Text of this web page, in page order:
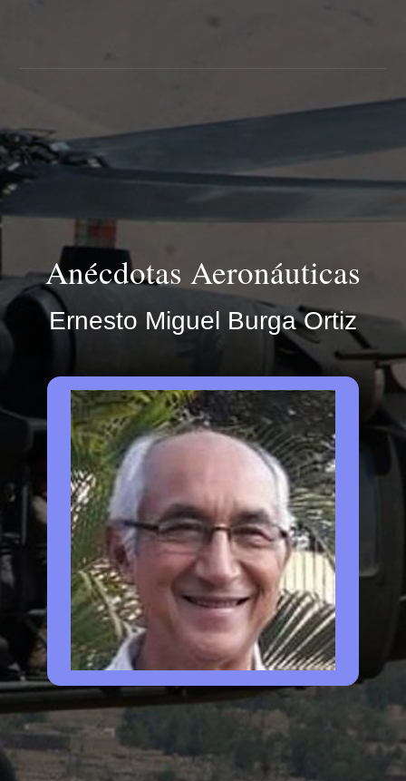
Anécdotas Aeronáuticas
Ernesto Miguel Burga Ortiz